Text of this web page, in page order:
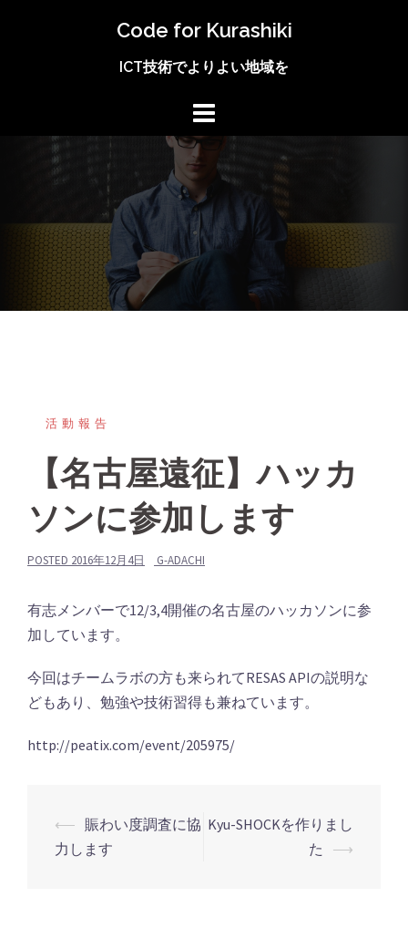
Code for Kurashiki
ICT技術でよりよい地域を
活動報告
【名古屋遠征】ハッカ
ソンに参加します
POSTED 2016年12月4日 G-ADACHI
有志メンバーで12/3,4開催の名古屋のハッカソンに参
加しています。
今回はチームラボの方も来られてRESAS APIの説明な
どもあり、勉強や技術習得も兼ねています。
http://peatix.com/event/205975/
投
稿
⟵ 賑わい度調査に協
力します
Kyu-SHOCKを作りまし
た
⟶